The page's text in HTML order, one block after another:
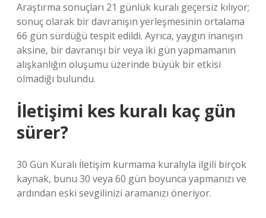
Araştırma sonuçları 21 günlük kuralı geçersiz kılıyor;
sonuç olarak bir davranışın yerleşmesinin ortalama
66 gün sürdüğü tespit edildi. Ayrıca, yaygın inanışın
aksine, bir davranışı bir veya iki gün yapmamanın
alışkanlığın oluşumu üzerinde büyük bir etkisi
olmadığı bulundu.
İletişimi kes kuralı kaç gün
sürer?
30 Gün Kuralı İletişim kurmama kuralıyla ilgili birçok
kaynak, bunu 30 veya 60 gün boyunca yapmanızı ve
ardından eski sevgilinizi aramanızı öneriyor.